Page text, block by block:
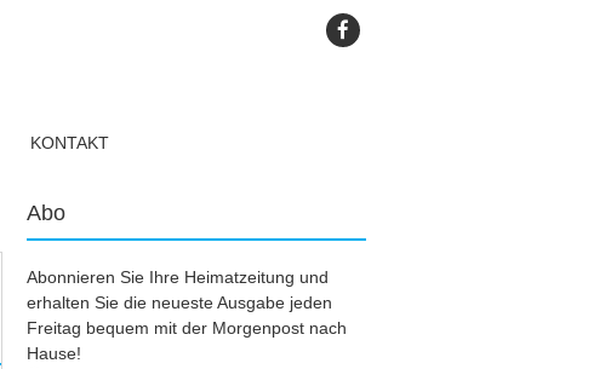
KONTAKT
Abo
Abonnieren Sie Ihre Heimatzeitung und
erhalten Sie die neueste Ausgabe jeden
Freitag bequem mit der Morgenpost nach
Hause!